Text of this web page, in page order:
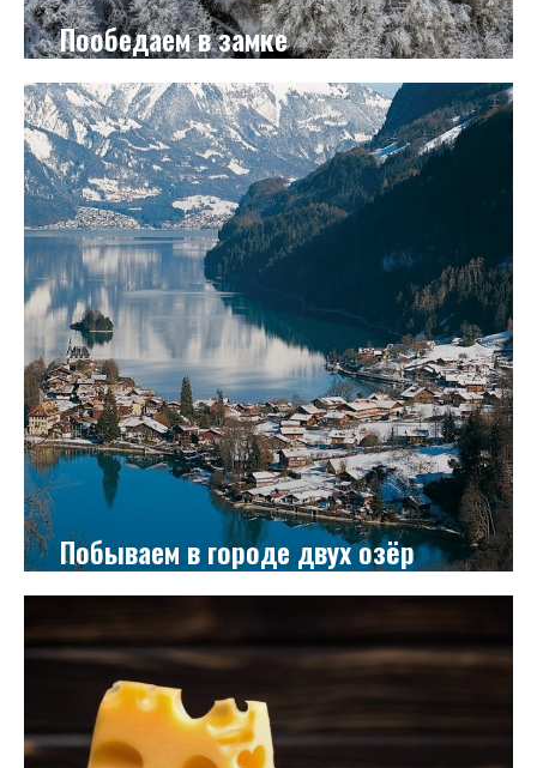
Пообедаем в замке
Побываем в городе двух озёр